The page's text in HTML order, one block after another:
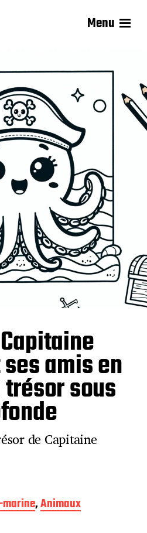
Menu
amis en
sous
de Capitaine
,Animaux